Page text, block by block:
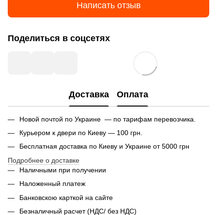
Написать отзыв
Поделиться в соцсетях
Доставка Оплата
Новой почтой по Украине — по тарифам перевозчика.
Курьером к двери по Киеву — 100 грн.
Бесплатная доставка по Киеву и Украине от 5000 грн
Подробнее о доставке
Наличными при получении
Наложенный платеж
Банковскою карткой на сайте
Безналичный расчет (НДС/ без НДС)